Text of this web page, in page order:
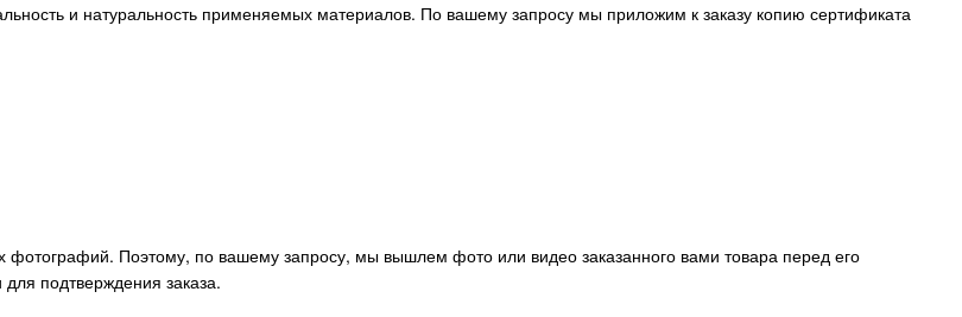
и натуральность применяемых материалов. По вашему запросу мы приложим к заказу копию сертификата
фотографий. Поэтому, по вашему запросу, мы вышлем фото или видео заказанного вами товара перед его
подтверждения заказа.